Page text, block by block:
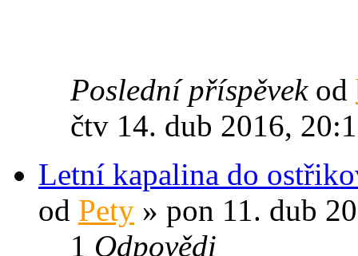
Poslední příspěvek od
čtv 14. dub 2016,
Letní kapalina do
od Pety » pon 11. dub
1 Odpovědi